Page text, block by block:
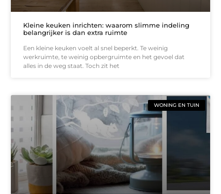
Kleine keuken inrichten: waarom slimme indeling
belangrijker is dan extra ruimte
Een kleine keuken voelt al snel beperkt. Te weinig
werkruimte, te weinig opbergruimte en het gevoel dat
alles in de weg staat. Toch zit het
WONING EN TUIN